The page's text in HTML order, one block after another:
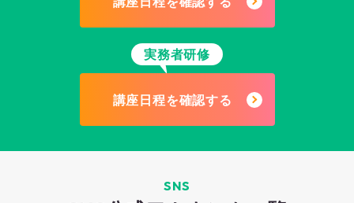
実務者研修
講座日程を確認する
SNS